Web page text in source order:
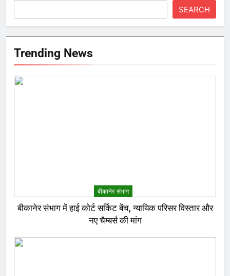
SEARCH
Trending News
बीकानेर संभाग
बीकानेर संभाग में हाई कोर्ट सर्किट बेंच, न्यायिक परिसर विस्तार और
नए चैम्बर्स की मांग